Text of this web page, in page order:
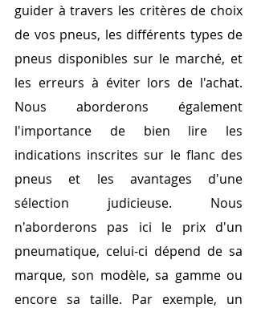
guider à travers les critères de choix
de vos pneus, les différents types de
pneus disponibles sur le marché, et
les erreurs à éviter lors de l'achat.
Nous aborderons également
l'importance de bien lire les
indications inscrites sur le flanc des
pneus et les avantages d'une
sélection judicieuse. Nous
n'aborderons pas ici le prix d'un
pneumatique, celui-ci dépend de sa
marque, son modèle, sa gamme ou
encore sa taille. Par exemple, un